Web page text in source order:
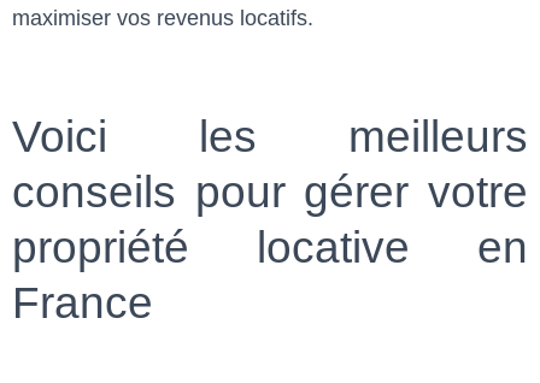
maximiser vos revenus locatifs.
Voici les meilleurs
conseils pour gérer votre
propriété locative en
France